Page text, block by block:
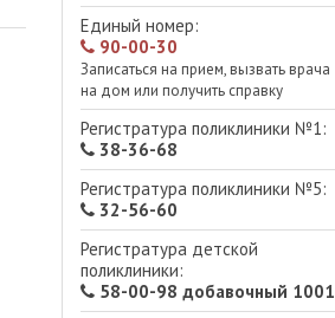
Единый номер:
90-00-30
Записаться на прием, вызвать врача
на дом или получить справку
Регистратура поликлиники №1:
38-36-68
Регистратура поликлиники №5:
32-56-60
Регистратура детской
поликлиники:
58-00-98 добавочный 1001